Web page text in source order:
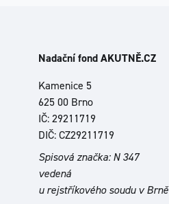
Nadační fond AKUTNĚ.CZ
Kamenice 5
625 00 Brno
IČ: 29211719
DIČ: CZ29211719
Spisová značka: N 347
vedená
u rejstříkového soudu v Brně